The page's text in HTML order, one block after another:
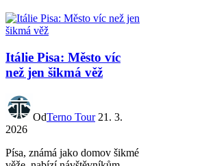
Itálie Pisa: Město víc
než jen šikmá věž
OdTerno Tour 21. 3.
2026
Písa, známá jako domov šikmé